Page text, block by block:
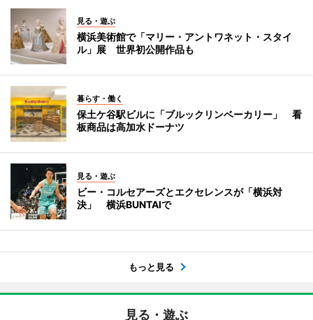
見る・遊ぶ
横浜美術館で「マリー・アントワネット・スタイ
ル」展 世界初公開作品も
暮らす・働く
保土ケ谷駅ビルに「ブルックリンベーカリー」 看
板商品は高加水ドーナツ
見る・遊ぶ
ビー・コルセアーズとエクセレンスが「横浜対
決」 横浜BUNTAIで
もっと見る
見る・遊ぶ